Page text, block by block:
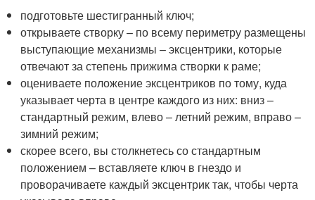
подготовьте шестигранный ключ;
открываете створку – по всему периметру размещены
выступающие механизмы – эксцентрики, которые
отвечают за степень прижима створки к раме;
оцениваете положение эксцентриков по тому, куда
указывает черта в центре каждого из них: вниз –
стандартный режим, влево – летний режим, вправо –
зимний режим;
скорее всего, вы столкнетесь со стандартным
положением – вставляете ключ в гнездо и
проворачиваете каждый эксцентрик так, чтобы черта